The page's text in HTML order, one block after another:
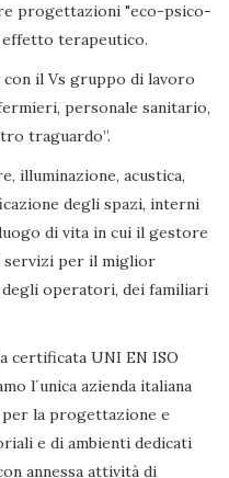
progettazioni "eco-psico-
effetto terapeutico.
il Vs gruppo di lavoro
personale sanitario,
traguardo”.
illuminazione, acustica,
degli spazi, interni
di vita in cui il gestore
servizi per il miglior
operatori, dei familiari
certificata UNI EN ISO
l´unica azienda italiana
per la progettazione e
e di ambienti dedicati
annessa attività di